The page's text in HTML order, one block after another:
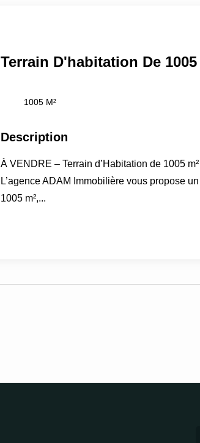
1005 M²
Description
À VENDRE – Terrain d’Habitation de 1005
L’agence ADAM Immobilière vous propose
1005 m²,...